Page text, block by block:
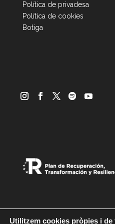
Política de privadesa
Política de cookies
Botiga
Utilitzem cookies pròpies i